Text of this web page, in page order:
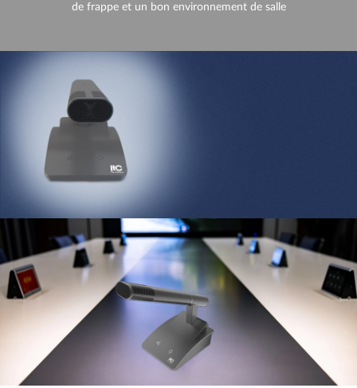
de frappe et un bon environnement de salle